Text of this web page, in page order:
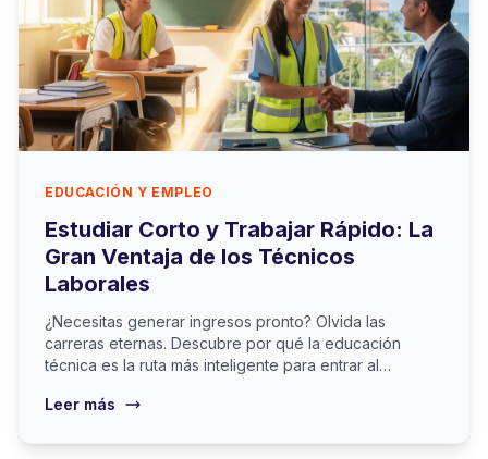
EDUCACIÓN Y EMPLEO
Estudiar Corto y Trabajar Rápido: La
Gran Ventaja de los Técnicos
Laborales
¿Necesitas generar ingresos pronto? Olvida las
carreras eternas. Descubre por qué la educación
técnica es la ruta más inteligente para entrar al
Leer más